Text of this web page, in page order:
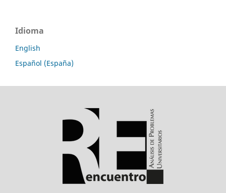
Idioma
English
Español (España)